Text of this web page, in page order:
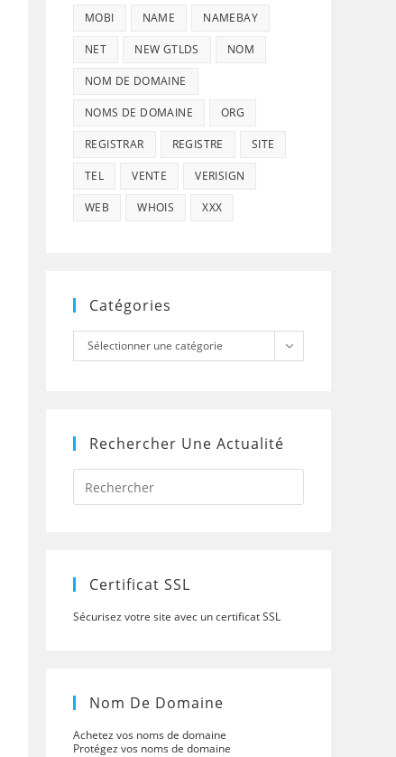
MOBI NAME NAMEBAY
NET NEW GTLDS NOM
NOM DE DOMAINE
NOMS DE DOMAINE ORG
REGISTRAR REGISTRE SITE
TEL VENTE VERISIGN
WEB WHOIS XXX
Catégories
Catégories
Sélectionner une catégorie
Rechercher Une Actualité
Press
to
Certificat SSL
Sécurisez votre site avec un certificat SSL
Nom De Domaine
Achetez vos noms de domaine
Protégez vos noms de domaine